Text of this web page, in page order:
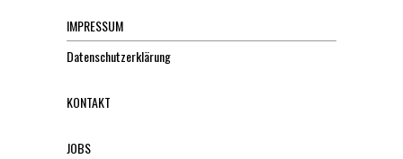
IMPRESSUM
Datenschutzerklärung
KONTAKT
JOBS